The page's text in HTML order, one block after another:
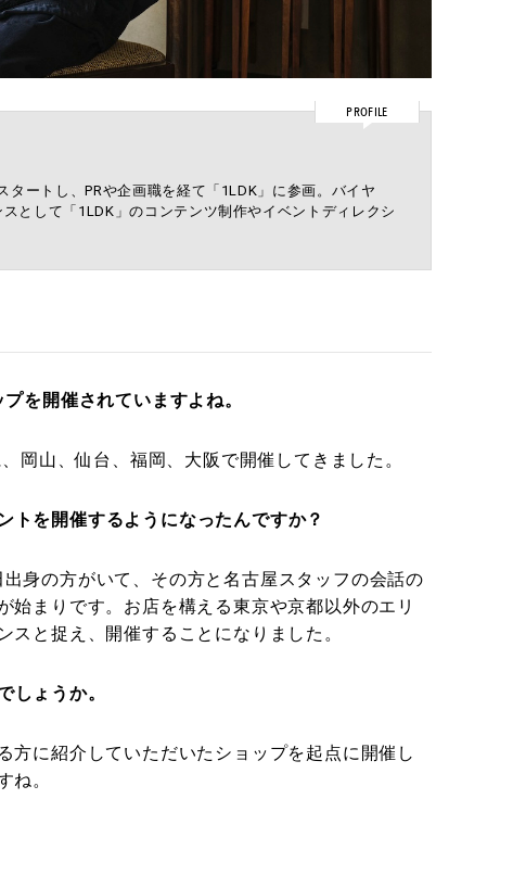
PROFILE
ートし、PRや企画職を経て「1LDK」に参画。バイヤ
として「1LDK」のコンテンツ制作やイベントディレクシ
を開催されていますよね。
岡山、仙台、福岡、大阪で開催してきました。
トを開催するようになったんですか？
身の方がいて、その方と名古屋スタッフの会話の
まりです。お店を構える東京や京都以外のエリ
と捉え、開催することになりました。
しょうか。
方に紹介していただいたショップを起点に開催し
ね。